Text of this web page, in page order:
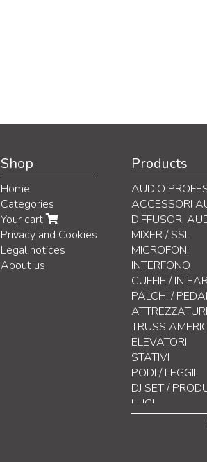
Shop
Home
Categories
Your cart
Privacy and Cookies
Legal notices
About us
Products
AUDIO
ACCESSORI
DIFFUSORI
MIXER / SSL
MICROFONI
INTERFONO
CUFFIE / IN
PALCHI /
TRUSS
ELEVATORI
STATIVI
PODI / LEGGII
DJ SET /
LUCI
CONTROLLO